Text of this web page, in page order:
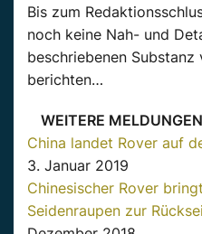
Bis zum
noch keine Nah- und
beschriebenen
berichten…
WEITERE
China landet Rover auf
3. Januar 2019
Chinesischer Rover
Seidenraupen zur